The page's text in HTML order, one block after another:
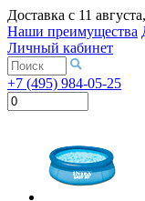
Доставка с 11 августа
Наши преимущества
Личный кабинет
+7 (495) 984-05-25